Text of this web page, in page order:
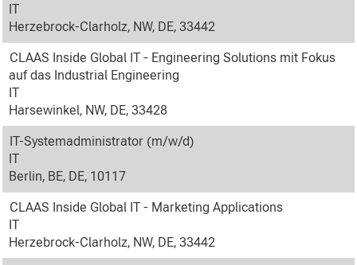
IT
Herzebrock-Clarholz, NW, DE, 33442
CLAAS Inside Global IT - Engineering Solutions mit Fokus
auf das Industrial Engineering
IT
Harsewinkel, NW, DE, 33428
IT-Systemadministrator (m/w/d)
IT
Berlin, BE, DE, 10117
CLAAS Inside Global IT - Marketing Applications
IT
Herzebrock-Clarholz, NW, DE, 33442